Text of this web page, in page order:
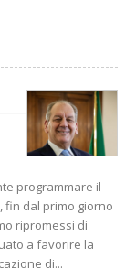
programmare il
fin dal primo giorno
ripromessi di
a favorire la
di...